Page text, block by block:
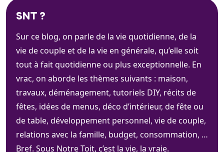
SNT ?
Sur ce blog, on parle de la vie quotidienne, de la
vie de couple et de la vie en générale, qu’elle soit
tout à fait quotidienne ou plus exceptionnelle. En
vrac, on aborde les thèmes suivants : maison,
travaux, déménagement, tutoriels DIY, récits de
fêtes, idées de menus, déco d’intérieur, de fête ou
de table, développement personnel, vie de couple,
relations avec la famille, budget, consommation, …
Bref. Sous Notre Toit, c’est la vie, la vraie.